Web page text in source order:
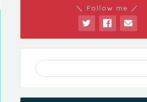
＼ Follow me ／